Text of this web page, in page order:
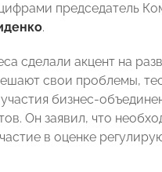
председатель
.
сделали акцент на
свои проблемы,
бизнес-
Он заявил, что
в оценке